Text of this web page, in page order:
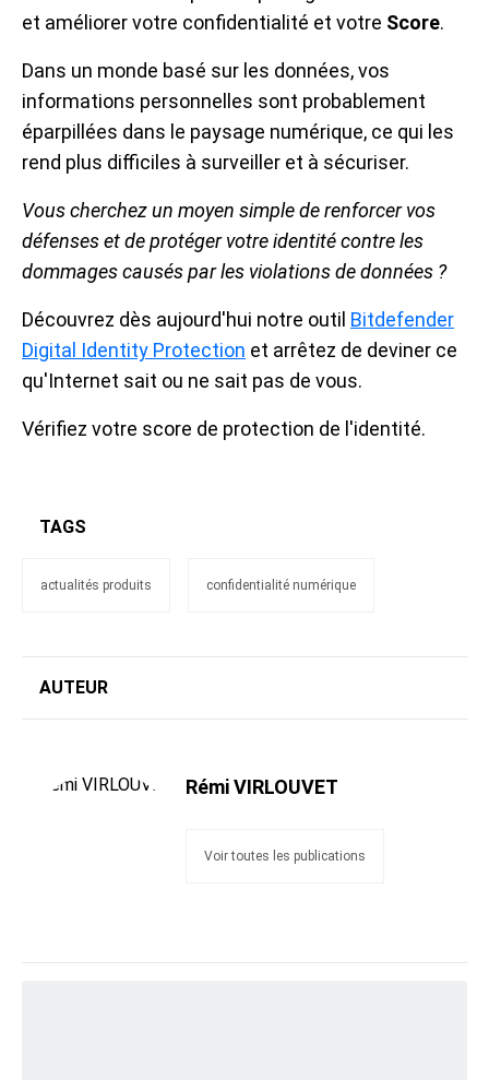
et améliorer votre confidentialité et votre Score.
Dans un monde basé sur les données, vos
informations personnelles sont probablement
éparpillées dans le paysage numérique, ce qui les
rend plus difficiles à surveiller et à sécuriser.
Vous cherchez un moyen simple de renforcer vos
défenses et de protéger votre identité contre les
dommages causés par les violations de données ?
Découvrez dès aujourd'hui notre outil Bitdefender
Digital Identity Protection et arrêtez de deviner ce
qu'Internet sait ou ne sait pas de vous.
Vérifiez votre score de protection de l'identité.
TAGS
actualités produits confidentialité numérique
AUTEUR
Rémi VIRLOUVET
Voir toutes les publications